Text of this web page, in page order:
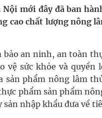
Cơ Chế Phân Tử
cứu ngoại viện toàn quốc
động lực tăng trưởng
sức khỏe định kỳ,
body nách, bẹn, mông cực
Nội mới đây đã ban
cao chất lượng nông
bảo an ninh, an toàn
vệ sức khỏe và
sản phẩm nông lâm
phẩm sản phẩm
nhập khẩu đưa về